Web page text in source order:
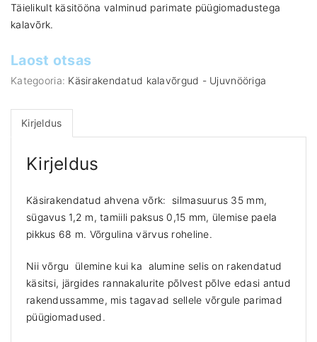
Täielikult käsitööna valminud parimate püügiomadustega
kalavõrk.
Laost otsas
Kategooria: Käsirakendatud kalavõrgud - Ujuvnööriga
Kirjeldus
Kirjeldus
Käsirakendatud ahvena võrk: silmasuurus 35 mm,
sügavus 1,2 m, tamiili paksus 0,15 mm, ülemise paela
pikkus 68 m. Võrgulina värvus roheline.
Nii võrgu ülemine kui ka alumine selis on rakendatud
käsitsi, järgides rannakalurite põlvest põlve edasi antud
rakendussamme, mis tagavad sellele võrgule parimad
püügiomadused.